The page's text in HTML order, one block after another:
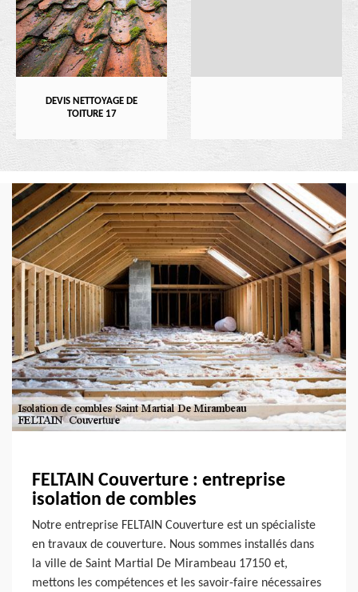
DEVIS NETTOYAGE DE
TOITURE 17
FELTAIN Couverture : entreprise
isolation de combles
Notre entreprise FELTAIN Couverture est un spécialiste
en travaux de couverture. Nous sommes installés dans
la ville de Saint Martial De Mirambeau 17150 et,
mettons les compétences et les savoir-faire nécessaires